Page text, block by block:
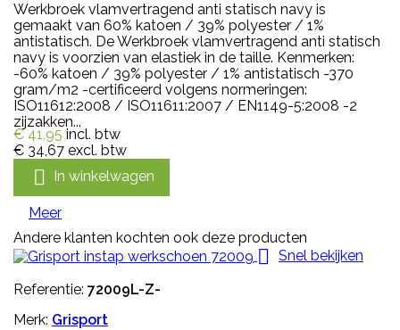
Werkbroek vlamvertragend anti statisch navy is
gemaakt van 60% katoen / 39% polyester / 1%
antistatisch. De Werkbroek vlamvertragend anti statisch
navy is voorzien van elastiek in de taille. Kenmerken:
-60% katoen / 39% polyester / 1% antistatisch -370
gram/m2 -certificeerd volgens normeringen:
ISO11612:2008 / ISO11611:2007 / EN1149-5:2008 -2
zijzakken...
€ 41,95 incl. btw
€ 34,67 excl. btw
 In winkelwagen
Meer
Andere klanten kochten ook deze producten
 Snel bekijken
Referentie: 72009L-Z-
Merk: Grisport